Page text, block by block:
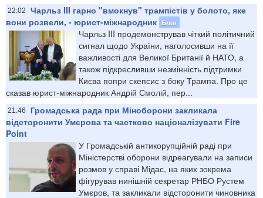
22:02
Чарльз III гарно "вмокнув" трампістів у болото, яке
вони розвели, - юрист-міжнародник Блог
Чарльз III продемонстрував чіткий політичний
сигнал щодо України, наголосивши на її
важливості для Великої Британії й НАТО, а
також підкресливши незмінність підтримки
Києва попри скепсис з боку Трампа. Про це
сказав юрист-міжнародник Андрій Смолій, пер...
21:46
Громадська рада при Міноборони закликала
відсторонити Умєрова та частково націоналізувати Fire
Point
У Громадській антикорупційній раді при
Міністерстві оборони відреагували на записи
розмов у справі Мідас, на яких зокрема
фігурував нинішній секретар РНБО Рустем
Умєров, та закликали відсторонити чиновника